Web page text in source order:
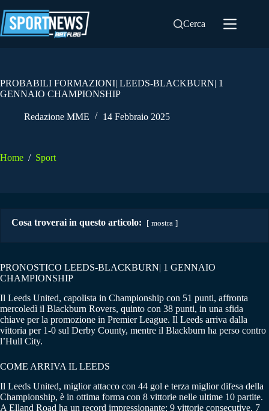
al
contenuto
Cerca
PROBABILI FORMAZIONI| LEEDS-BLACKBURN| 1
GENNAIO CHAMPIONSHIP
Redazione MME 14 Febbraio 2025
Home / Sport
Cosa troverai in questo articolo: mostra
PRONOSTICO LEEDS-BLACKBURN| 1 GENNAIO
CHAMPIONSHIP
Il Leeds United, capolista in Championship con 51 punti, affronta
mercoledì il Blackburn Rovers, quinto con 38 punti, in una sfida
chiave per la promozione in Premier League. Il Leeds arriva dalla
vittoria per 1-0 sul Derby County, mentre il Blackburn ha perso contro
l’Hull City.
COME ARRIVA IL LEEDS
Il Leeds United, miglior attacco con 44 gol e terza miglior difesa della
Championship, è in ottima forma con 8 vittorie nelle ultime 10 partite.
A Elland Road ha un record impressionante: 9 vittorie consecutive, 7